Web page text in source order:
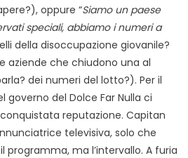
oppure “Siamo un paese
speciali, abbiamo i numeri a
della disoccupazione giovanile?
aziende che chiudono una al
dei numeri del lotto?). Per il
governo del Dolce Far Nulla ci
reputazione. Capitan
televisiva, solo che
programma, ma l’intervallo. A furia